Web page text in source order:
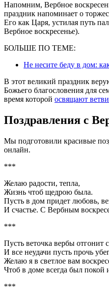
Напомним, Вербное
праздник напоминает о
Его как Царя, устилая путь
Вербное воскресенье).
БОЛЬШЕ ПО ТЕМЕ:
Не несите беду в дом:
В этот великий праздник
Божьего благословения для
время которой освящают
Поздравления с
Мы подготовили красивые
онлайн.
***
Желаю радости, тепла,
Жизнь чтоб щедрою была.
Пусть в дом придет любовь,
И счастье. С Вербным
***
Пусть веточка вербы отгонит
И все неудачи пусть прочь
Желаю я в светлое вам
Чтоб в доме всегда был покой
***